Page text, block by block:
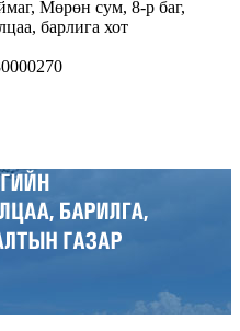
Мөрөн сум, 8-р баг,
барлига хот